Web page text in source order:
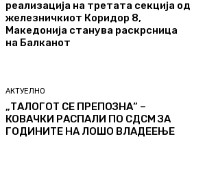
реализација на третата секција од
железничкиот Коридор 8,
Македонија станува раскрсница
на Балканот
АКТУЕЛНО
„ТАЛОГОТ СЕ ПРЕПОЗНА“ –
КОВАЧКИ РАСПАЛИ ПО СДСМ ЗА
ГОДИНИТЕ НА ЛОШО ВЛАДЕЕЊЕ